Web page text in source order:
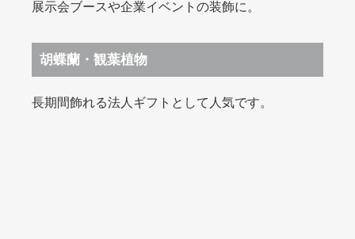
展示会ブースや企業イベントの装飾に。
胡蝶蘭・観葉植物
長期間飾れる法人ギフトとして人気です。